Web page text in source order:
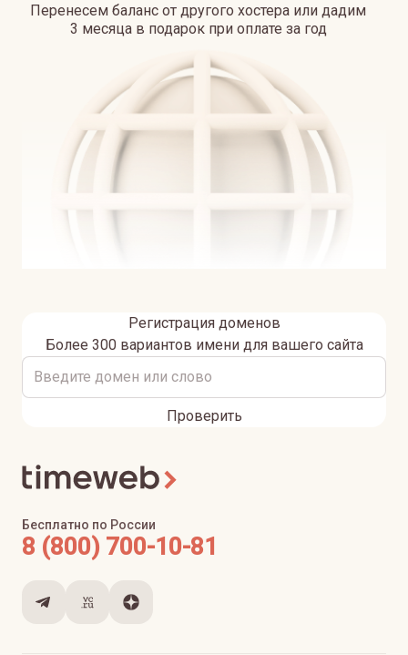
Перенесем баланс от другого хостера или дадим
3 месяца в подарок при оплате за год
Регистрация доменов
Более 300 вариантов имени для вашего сайта
Проверить
Бесплатно по России
8 (800) 700-10-81